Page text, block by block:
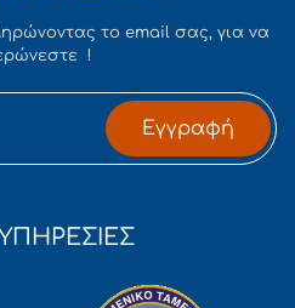
το email σας, για να
!
Εγγραφή